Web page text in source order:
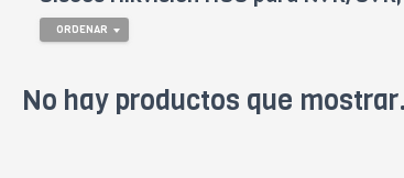
ORDENAR
No hay productos que